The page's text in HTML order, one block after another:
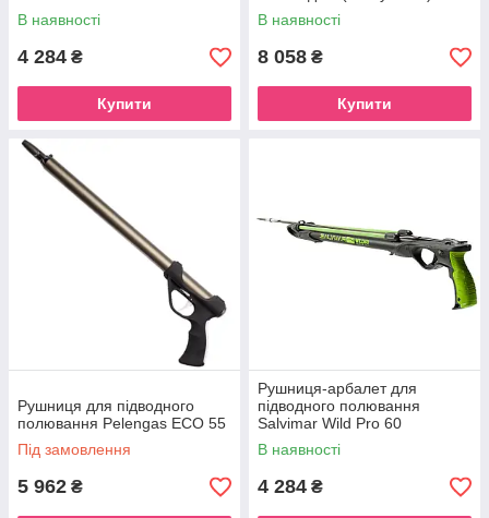
В наявності
4 284 ₴
Купити
В наявності
8 058 ₴
Купити
Рушниця для підводного
полювання Pelengas ECO 55
Під замовлення
5 962 ₴
Рушниця-арбалет для
підводного полювання
Salvimar Wild Pro 60
В наявності
4 284 ₴